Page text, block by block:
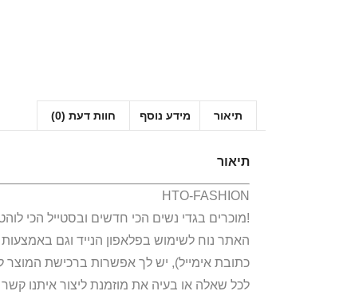
תיאור מידע נוסף חוות דעת (0)
תיאור
HTO-FASHION
אנחנו ב-HTO מוכרים בגדי נשים הכי חדשים ובסטייל הכי לוהט! חולצות, חליפות ספורט, קפוצ’ונים, בגדי גוף, מחשופים, וכל מה שאישה או נערה צריכות היום!
האתר נוח לשימוש בפלאפון הנייד וגם
כתובת אימייל), יש לך אפשרות ברכישת המוצר
לכל שאלה או בעיה את מוזמנת ליצור איתנו